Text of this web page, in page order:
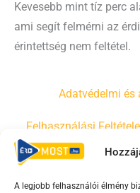
A legjobb felhasználói élmény
Kevesebb mint tíz perc
ami segít felmérni az
érintettség nem feltétel.
Adatvédelmi és
Felhasználási
Irányelvek